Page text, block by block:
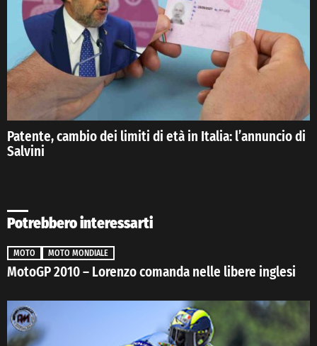
Patente, cambio dei limiti di età in Italia: l’annuncio di
Salvini
Potrebbero interessarti
MOTO MOTO MONDIALE
MotoGP 2010 – Lorenzo comanda nelle libere inglesi